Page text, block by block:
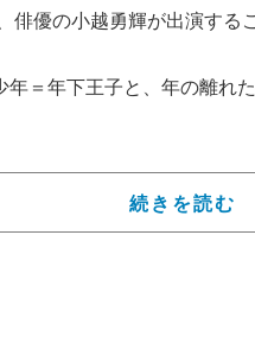
俳優の小越勇輝が出演する
＝年下王子と、年の離れた
続きを読む